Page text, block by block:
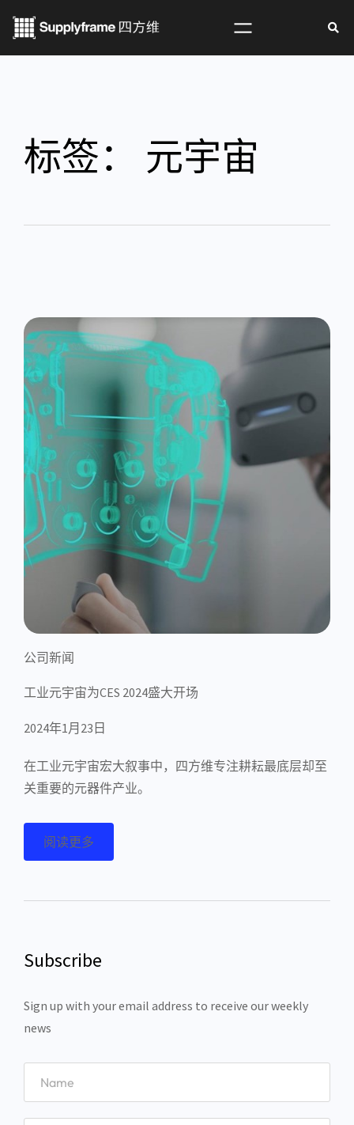
标签： 元宇宙
公司新闻
工业元宇宙为CES 2024盛大开场
2024年1月23日
在工业元宇宙宏大叙事中，四方维专注耕耘最底层却至
关重要的元器件产业。
阅读更多
Subscribe
Sign up with your email address to receive our weekly
news